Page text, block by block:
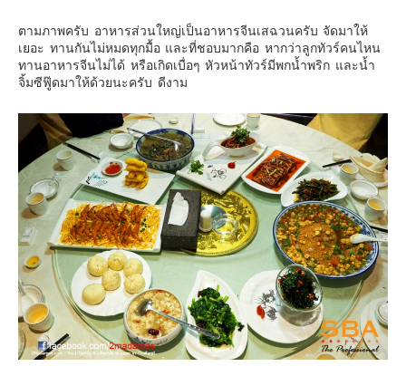
ตามภาพครับ อาหารส่วนใหญ่เป็นอาหารจีนเสฉวนครับ จัดมาให้
เยอะ ทานกันไม่หมดทุกมื้อ และที่ชอบมากคือ หากว่าลูกทัวร์คนไหน
ทานอาหารจีนไม่ได้ หรือเกิดเบื่อๆ หัวหน้าทัวร์มีพกน้ำพริก และน้ำ
จิ้มซีฟู๊ดมาให้ด้วยนะครับ ดีงาม